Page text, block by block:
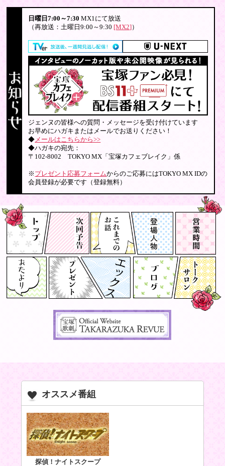
日曜日7:00～7:30 MX1にて放送
（再放送：土曜日9:00～9:30 [MX2]）
ジェンヌの皆様への質問・メッセージを受け付けています
お早めにハガキまたはメールでお送りください！
◆メールはこちらから>>
◆ハガキの宛先：
〒102-8002 TOKYO MX「宝塚カフェブレイク」係
※ プレゼント応募フォームからのご応募にはTOKYO MX IDの
会員登録が必要です（登録無料）
オススメ番組
探偵！ナイトスクープ